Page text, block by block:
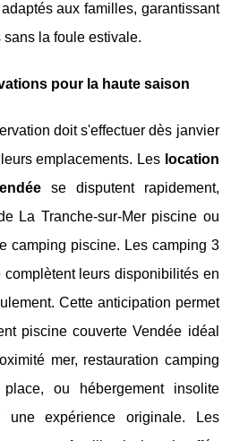
aux familles, garantissant
la foule estivale.
pour la haute saison
doit s'effectuer dès janvier
emplacements. Les location
se disputent rapidement,
La Tranche-sur-Mer piscine ou
camping piscine. Les camping 3
leurs disponibilités en
Cette anticipation permet
piscine couverte Vendée idéal
mer, restauration camping
ou hébergement insolite
une expérience originale. Les